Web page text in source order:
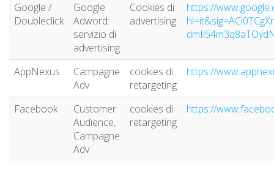
Google /
Doubleclick
Google
Adword:
servizio di
advertising
Cookies di
advertising
https://
AppNexus
Campagne
Adv
cookies di
retargeting
https://
Facebook
Customer
Audience,
Campagne
Adv
cookies di
retargeting
https://